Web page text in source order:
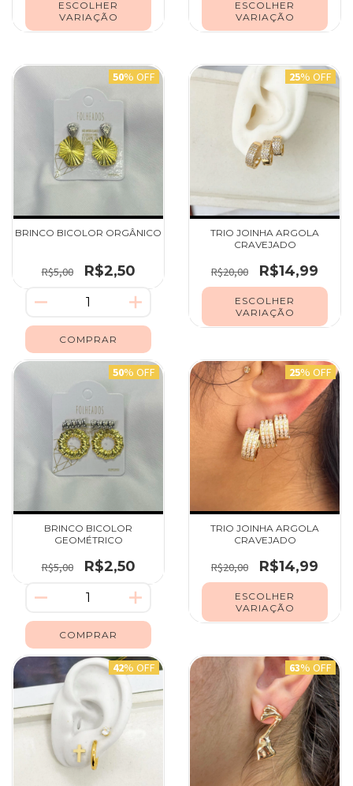
ESCOLHER
VARIAÇÃO
ESCOLHER
VARIAÇÃO
50% OFF
BRINCO BICOLOR ORGÂNICO
R$5,00 R$2,50
25% OFF
TRIO JOINHA ARGOLA
CRAVEJADO
R$20,00 R$14,99
ESCOLHER
VARIAÇÃO
50% OFF
BRINCO BICOLOR
GEOMÉTRICO
R$5,00 R$2,50
25% OFF
TRIO JOINHA ARGOLA
CRAVEJADO
R$20,00 R$14,99
ESCOLHER
VARIAÇÃO
42% OFF 63% OFF